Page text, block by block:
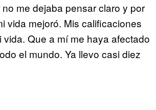
me dejaba pensar claro y por
vida mejoró. Mis calificaciones
Que a mí me haya afectado
el mundo. Ya llevo casi diez